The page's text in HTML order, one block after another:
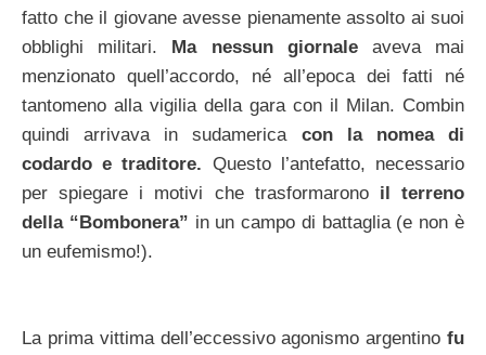
fatto che il giovane avesse pienamente assolto ai suoi
obblighi militari. Ma nessun giornale aveva mai
menzionato quell’accordo, né all’epoca dei fatti né
tantomeno alla vigilia della gara con il Milan. Combin
quindi arrivava in sudamerica con la nomea di
codardo e traditore. Questo l’antefatto, necessario
per spiegare i motivi che trasformarono il terreno
della “Bombonera” in un campo di battaglia (e non è
un eufemismo!).
La prima vittima dell’eccessivo agonismo argentino fu